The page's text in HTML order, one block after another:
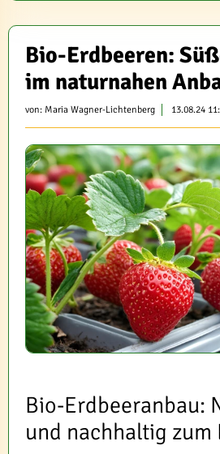
Bio-Erdbeeren:
im naturnahen
von: Maria Wagner-Lichtenberg 13.08.24
Bio-Erdbeeranbau:
und nachhaltig zum